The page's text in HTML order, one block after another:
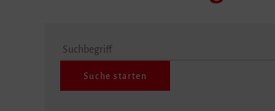
Suchbegriff